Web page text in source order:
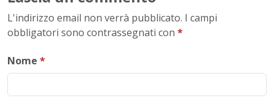
L'indirizzo email non verrà pubblicato. I campi
obbligatori sono contrassegnati con *
Nome *